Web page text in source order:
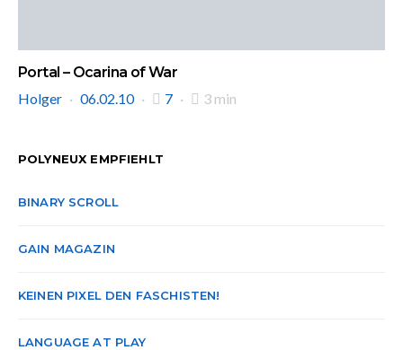
Portal – Ocarina of War
Holger
06.02.10 7 3 min
POLYNEUX EMPFIEHLT
BINARY SCROLL
GAIN MAGAZIN
KEINEN PIXEL DEN FASCHISTEN!
LANGUAGE AT PLAY